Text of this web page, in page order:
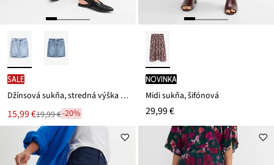
SALE
Džínsová sukňa, stredná výška pásu, low stretch
Nová
cena
15,99 €
Zľava
ceny
19,99 €
19,99 €-20%
novinka
Midi sukňa, šifónová
29,99 €